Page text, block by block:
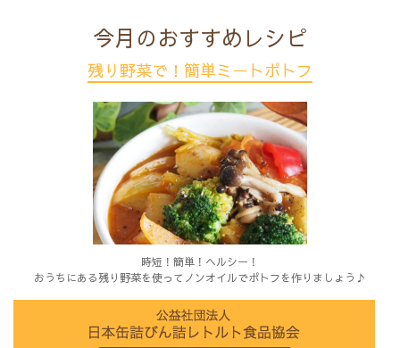
今月のおすすめレシピ
残り野菜で！簡単ミートポトフ
時短！簡単！ヘルシー！
おうちにある残り野菜を使ってノンオイルでポトフを作りましょう♪